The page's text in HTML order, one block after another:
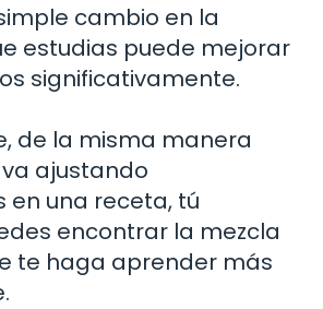
cambio en la
estudias puede mejorar
significativamente.
de la misma manera
ajustando
en una receta, tú
encontrar la mezcla
te haga aprender más